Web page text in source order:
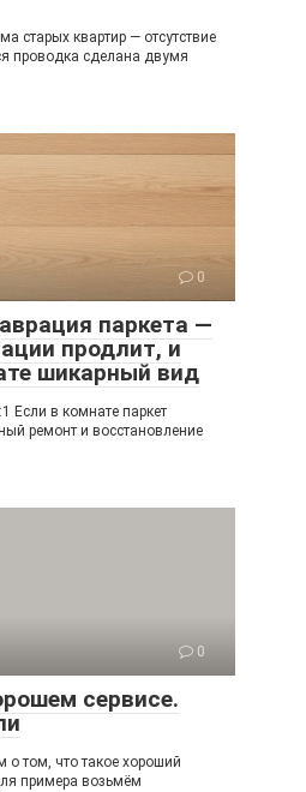
старых квартир — отсутствие
проводка сделана двумя
0
паркета —
продлит, и
шикарный вид
в комнате паркет
ремонт и восстановление
0
сервисе.
о том, что такое хороший
примера возьмём